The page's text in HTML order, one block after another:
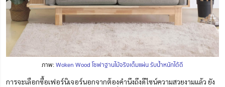
ภาพ:Woken Wood โซฟาฐานไม้จริงเต็มแผ่น รับน้ำหนักได้ดี
การจะเลือกซื้อเฟอร์นิเจอร์นอกจากต้องคำนึงถึงดีไซน์ความสวยงามแล้ว ยัง